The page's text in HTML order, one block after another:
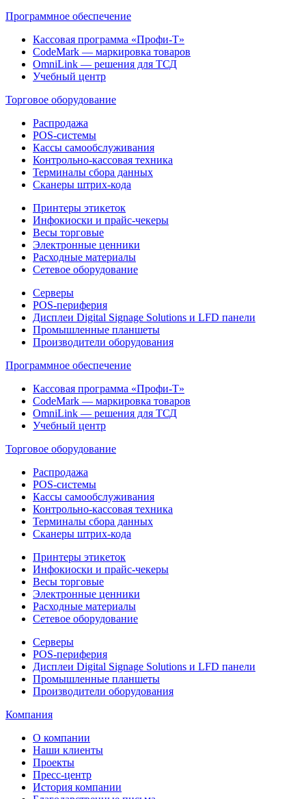
Программное обеспечение
Кассовая программа «Профи-Т»
CodeMark — маркировка товаров
OmniLink — решения для ТСД
Учебный центр
Торговое оборудование
Распродажа
POS-системы
Кассы самообслуживания
Контрольно-кассовая техника
Терминалы сбора данных
Сканеры штрих-кода
Принтеры этикеток
Инфокиоски и прайс-чекеры
Весы торговые
Электронные ценники
Расходные материалы
Сетевое оборудование
Серверы
POS-периферия
Дисплеи Digital Signage Solutions и LFD панели
Промышленные планшеты
Производители оборудования
Программное обеспечение
Кассовая программа «Профи-Т»
CodeMark — маркировка товаров
OmniLink — решения для ТСД
Учебный центр
Торговое оборудование
Распродажа
POS-системы
Кассы самообслуживания
Контрольно-кассовая техника
Терминалы сбора данных
Сканеры штрих-кода
Принтеры этикеток
Инфокиоски и прайс-чекеры
Весы торговые
Электронные ценники
Расходные материалы
Сетевое оборудование
Серверы
POS-периферия
Дисплеи Digital Signage Solutions и LFD панели
Промышленные планшеты
Производители оборудования
Компания
О компании
Наши клиенты
Проекты
Пресс-центр
История компании